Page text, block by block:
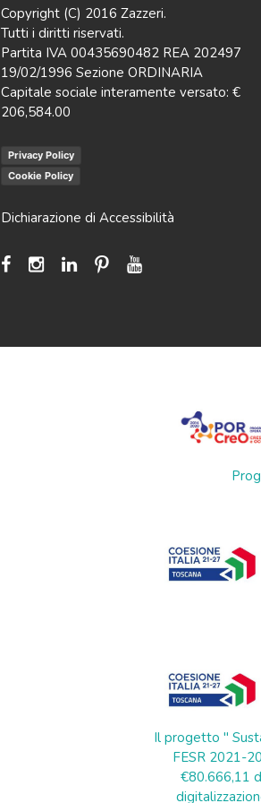
Copyright (C) 2016 Zazzeri.
Tutti i diritti riservati.
Partita IVA 00435690482 REA 202497
19/02/1996 Sezione ORDINARIA
Capitale sociale interamente versato: €
206,584.00
Privacy Policy
Cookie Policy
Dichiarazione di Accessibilità
Il progetto "
FESR 2021-
€80.666,11